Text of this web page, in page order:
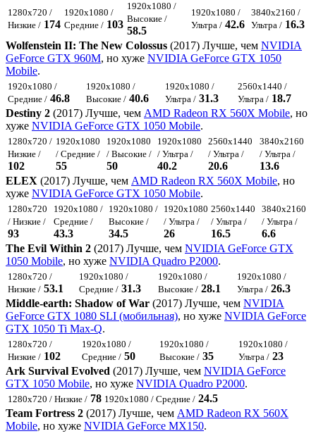
1280x720 /
Низкие / 174
1920x1080 /
Средние / 103
1920x1080 /
Высокие /
58.5
1920x1080 /
Ультра / 42.6
3840x2160 /
Ультра / 16.3
Wolfenstein II: The New Colossus (2017) Лучше, чем NVIDIA
GeForce GTX 960M, но хуже NVIDIA GeForce GTX 1050
Mobile.
1920x1080 /
Средние / 46.8
1920x1080 /
Высокие / 40.6
1920x1080 /
Ультра / 31.3
2560x1440 /
Ультра / 18.7
Destiny 2 (2017) Лучше, чем AMD Radeon RX 560X Mobile, но
хуже NVIDIA GeForce GTX 1050 Mobile.
1280x720 /
Низкие /
102
1920x1080
/ Средние /
55
1920x1080
/ Высокие /
50
1920x1080
/ Ультра /
40.2
2560x1440
/ Ультра /
20.6
3840x2160
/ Ультра /
13.6
ELEX (2017) Лучше, чем AMD Radeon RX 560X Mobile, но
хуже NVIDIA GeForce GTX 1050 Mobile.
1280x720
/ Низкие /
93
1920x1080 /
Средние /
43.3
1920x1080 /
Высокие /
34.5
1920x1080
/ Ультра /
26
2560x1440
/ Ультра /
16.5
3840x2160
/ Ультра /
6.6
The Evil Within 2 (2017) Лучше, чем NVIDIA GeForce GTX
1050 Mobile, но хуже NVIDIA Quadro P2000.
1280x720 /
Низкие / 53.1
1920x1080 /
Средние / 31.3
1920x1080 /
Высокие / 28.1
1920x1080 /
Ультра / 26.3
Middle-earth: Shadow of War (2017) Лучше, чем NVIDIA
GeForce GTX 1080 SLI (мобильная), но хуже NVIDIA GeForce
GTX 1050 Ti Max-Q.
1280x720 /
Низкие / 102
1920x1080 /
Средние / 50
1920x1080 /
Высокие / 35
1920x1080 /
Ультра / 23
Ark Survival Evolved (2017) Лучше, чем NVIDIA GeForce
GTX 1050 Mobile, но хуже NVIDIA Quadro P2000.
1280x720 / Низкие / 78 1920x1080 / Средние / 24.5
Team Fortress 2 (2017) Лучше, чем AMD Radeon RX 560X
Mobile, но хуже NVIDIA GeForce MX150.